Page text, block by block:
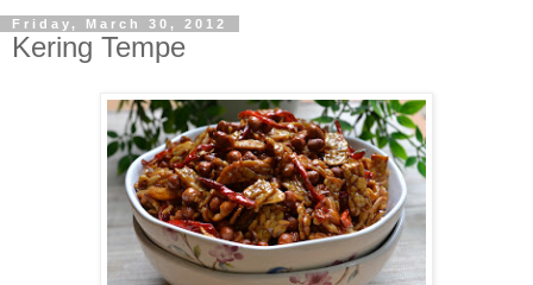
Friday, March 30, 2012
Kering Tempe